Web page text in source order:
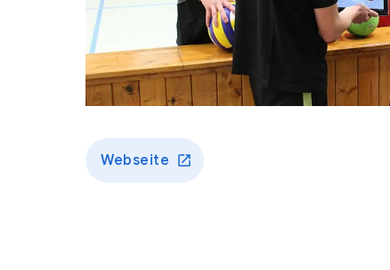
Webseite